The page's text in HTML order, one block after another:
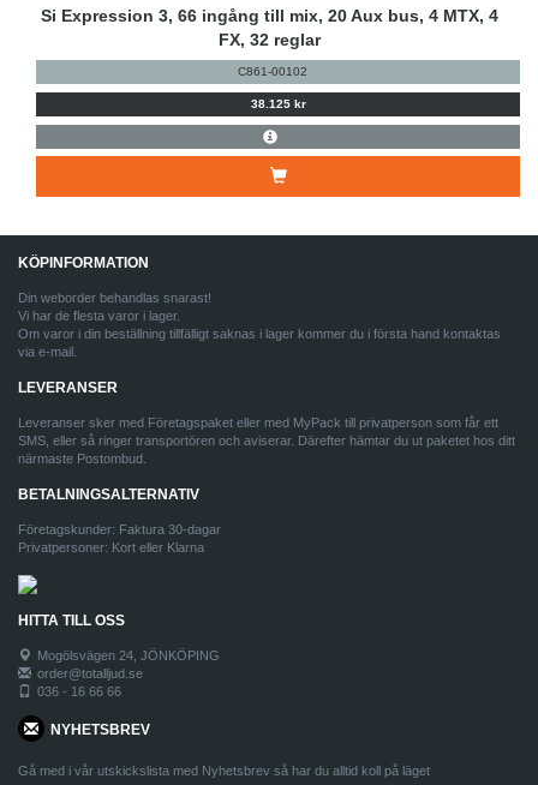
Si Expression 3, 66 ingång till mix, 20 Aux bus, 4 MTX, 4
FX, 32 reglar
C861-00102
38.125 kr
KÖPINFORMATION
Din weborder behandlas snarast!
Vi har de flesta varor i lager.
Om varor i din beställning tillfälligt saknas i lager kommer du i första hand kontaktas
via e-mail.
LEVERANSER
Leveranser sker med Företagspaket eller med MyPack till privatperson som får ett
SMS, eller så ringer transportören och aviserar. Därefter hämtar du ut paketet hos ditt
närmaste Postombud.
BETALNINGSALTERNATIV
Företagskunder: Faktura 30-dagar
Privatpersoner: Kort eller Klarna
HITTA TILL OSS
Mogölsvägen 24, JÖNKÖPING
order@totalljud.se
036 - 16 66 66
NYHETSBREV
Gå med i vår utskickslista med Nyhetsbrev så har du alltid koll på läget